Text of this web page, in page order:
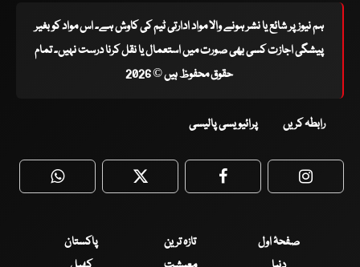
ہم نیوز پر شائع یا نشر ہونے والا مواد ادارتی ٹیم کی کاوش ہے۔ اس مواد کو بغیر
پیشگی اجازت کسی بھی صورت میں استعمال یا نقل کرنا درست نہیں۔ تمام
حقوق محفوظ ہیں © 2026
رابطہ کریں پرائیویسی پالیسی
WhatsApp Twitter Facebook
صفحۂ اول تازہ ترین
پاکستان